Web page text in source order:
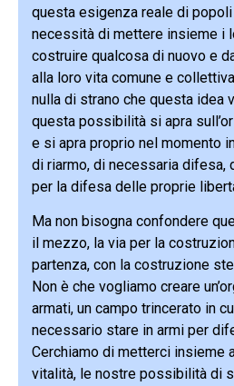
questa esigenza reale di
necessità di mettere insieme i
costruire qualcosa di nuovo e
alla loro vita comune e
nulla di strano che questa idea
questa possibilità si apra
e si apra proprio nel momento
di riarmo, di necessaria difesa,
per la difesa delle proprie
Ma non bisogna confondere
il mezzo, la via per la
partenza, con la costruzione
Non è che vogliamo creare
armati, un campo trincerato in
necessario stare in armi per
Cerchiamo di metterci insieme
vitalità, le nostre possibilità di